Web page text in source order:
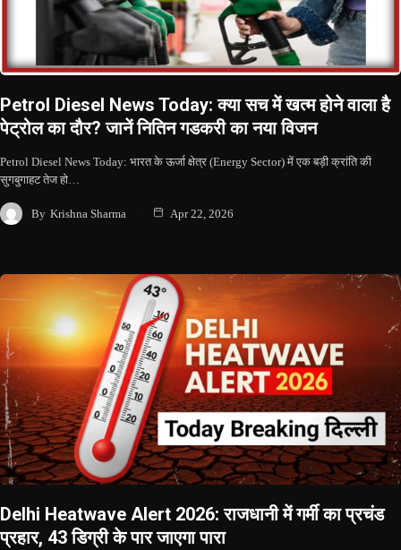
Petrol Diesel News Today: क्या सच में खत्म होने वाला है
पेट्रोल का दौर? जानें नितिन गडकरी का नया विजन
Petrol Diesel News Today: भारत के ऊर्जा क्षेत्र (Energy Sector) में एक बड़ी क्रांति की
सुगबुगाहट तेज हो…
By Krishna Sharma Apr 22, 2026
Delhi Heatwave Alert 2026: राजधानी में गर्मी का प्रचंड
प्रहार, 43 डिग्री के पार जाएगा पारा